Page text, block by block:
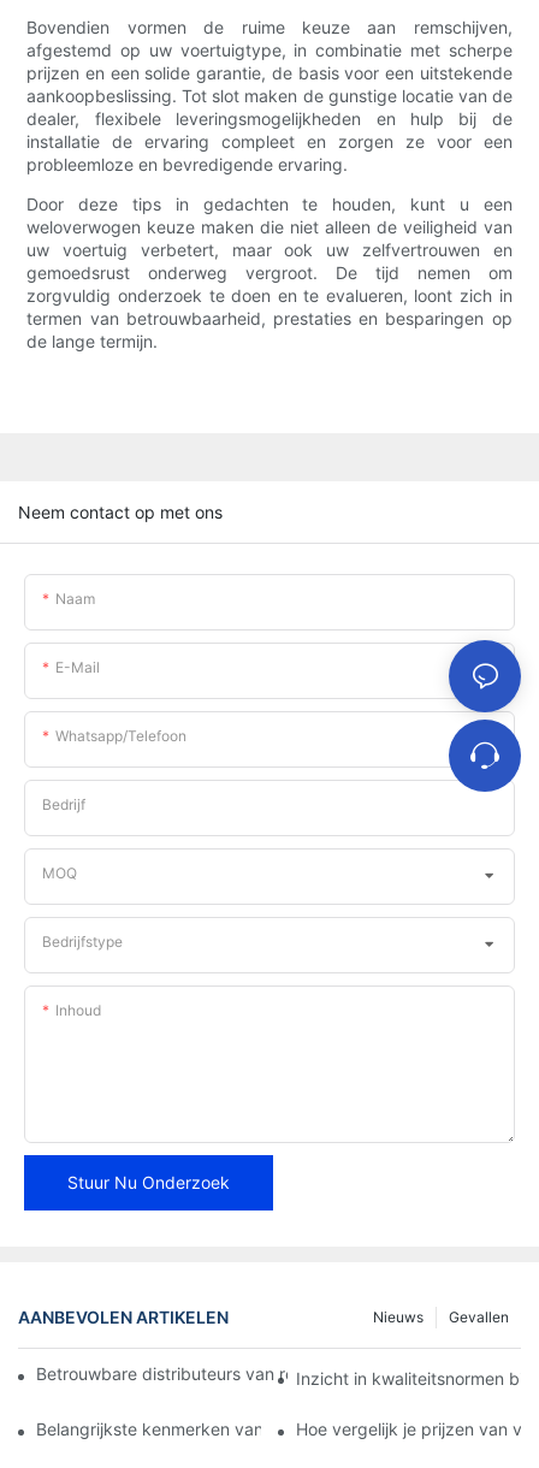
Bovendien vormen de ruime keuze aan remschijven,
afgestemd op uw voertuigtype, in combinatie met scherpe
prijzen en een solide garantie, de basis voor een uitstekende
aankoopbeslissing. Tot slot maken de gunstige locatie van de
dealer, flexibele leveringsmogelijkheden en hulp bij de
installatie de ervaring compleet en zorgen ze voor een
probleemloze en bevredigende ervaring.
Door deze tips in gedachten te houden, kunt u een
weloverwogen keuze maken die niet alleen de veiligheid van
uw voertuig verbetert, maar ook uw zelfvertrouwen en
gemoedsrust onderweg vergroot. De tijd nemen om
zorgvuldig onderzoek te doen en te evalueren, loont zich in
termen van betrouwbaarheid, prestaties en besparingen op
de lange termijn.
Neem contact op met ons
Naam
E-Mail
Whatsapp/telefoon
Bedrijf
MOQ
Bedrijfstype
Inhoud
Stuur Nu Onderzoek
AANBEVOLEN ARTIKELEN Gevallen
Nieuws
Betrouwbare distributeurs van remblokken vinden voor uw
Inzicht in kwaliteitsnormen bij
Belangrijkste kenmerken van een betrouwbare leverancier van
Hoe vergelijk je prijzen van